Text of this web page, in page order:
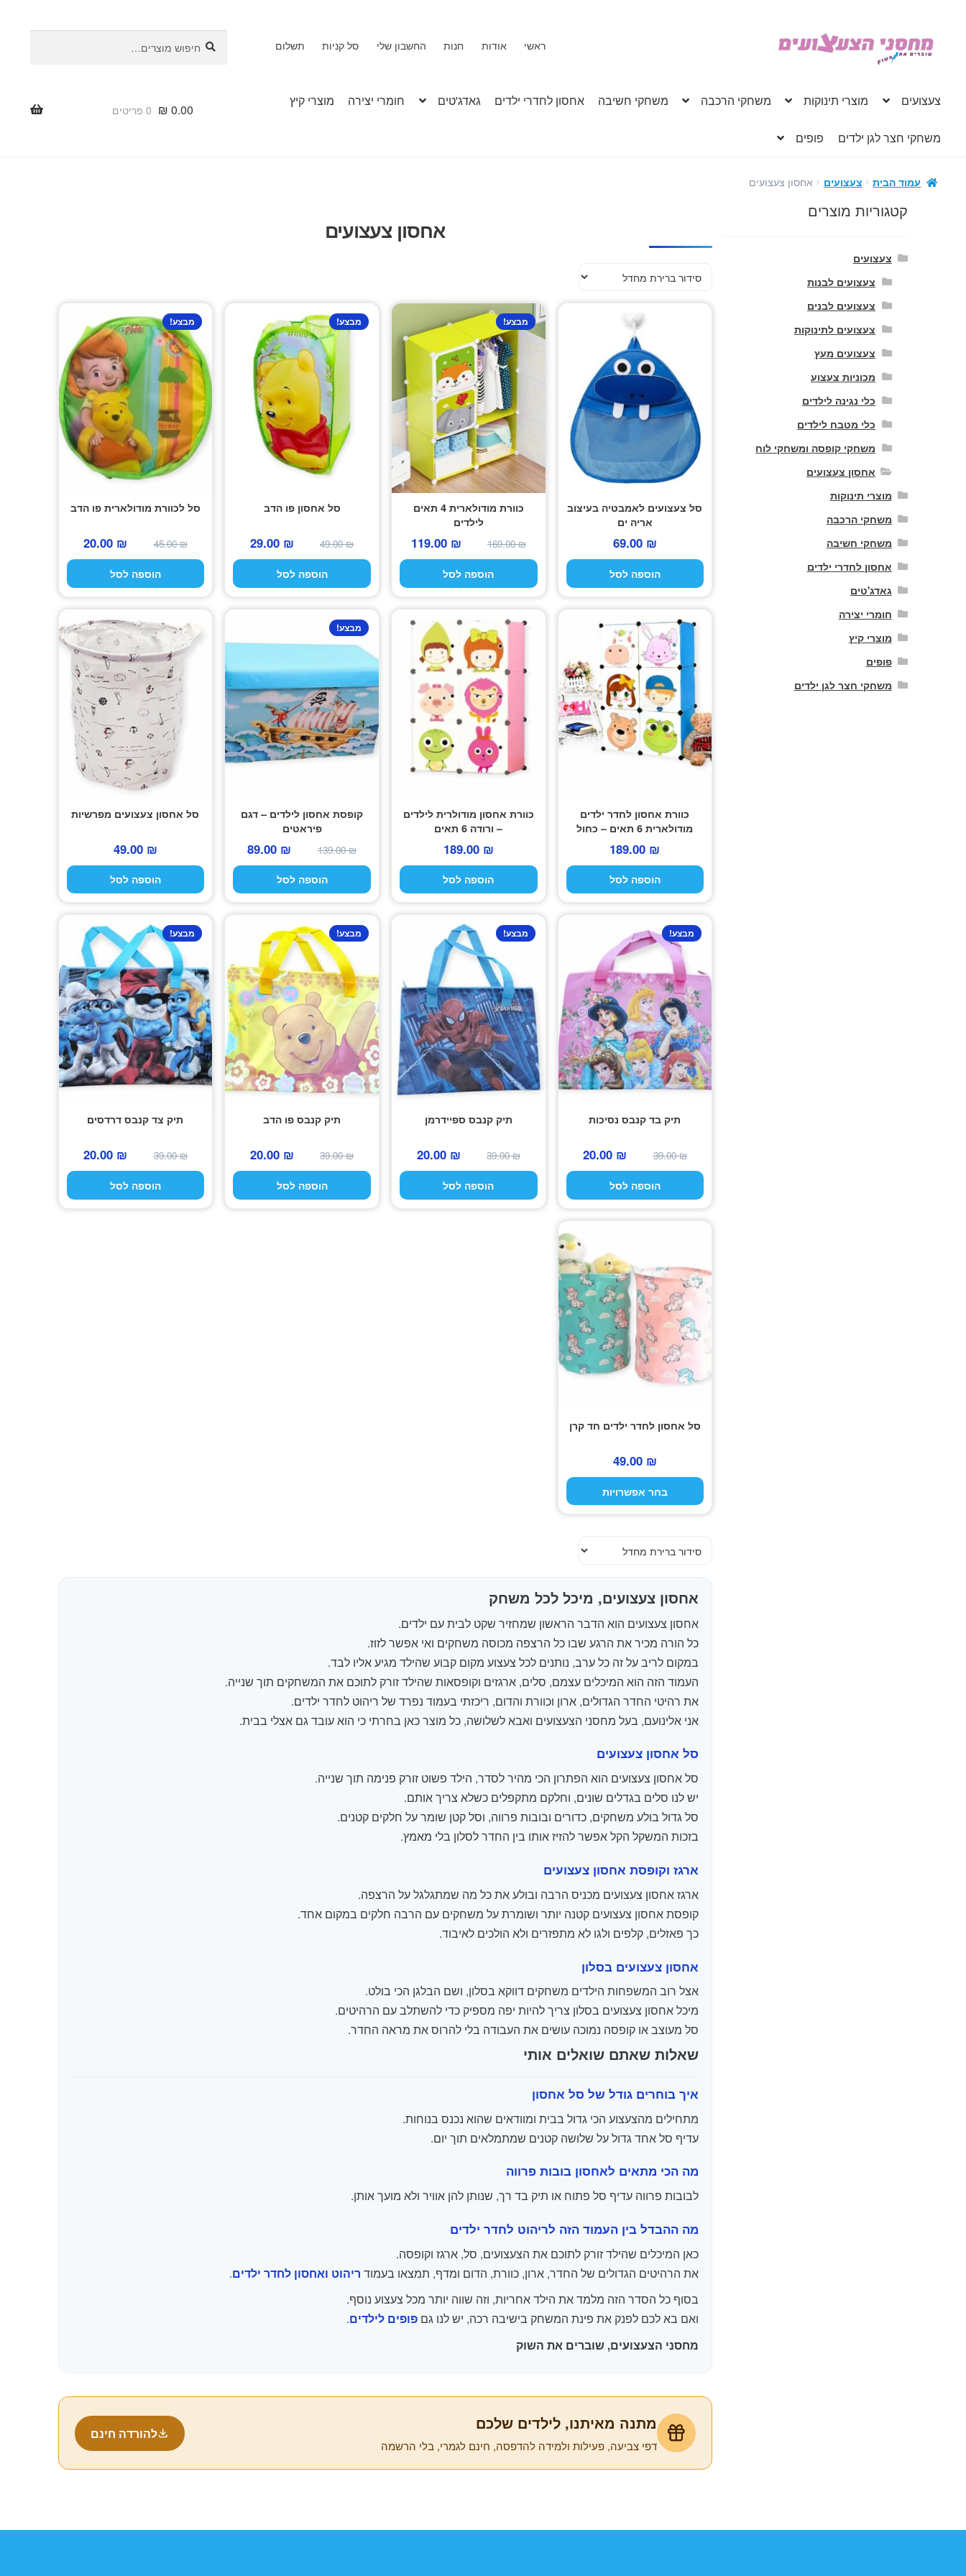
דלג
לניווט
לדלג
לתוכן
ראשי אודות חנות החשבון שלי סל קניות תשלום
עבור:
צעצועים מוצרי תינוקות משחקי הרכבה משחקי חשיבה אחסון לחדרי ילדים גאדג'טים חומרי יצירה מוצרי קיץ
משחקי חצר לגן ילדים פופים
0.00
₪ 0 פריטים
עמוד הבית צעצועים אחסון צעצועים
אחסון צעצועים
סל צעצועים לאמבטיה בעיצוב
אריה ים
69.00 ₪
הוספה לסל
כוורת מודולארית 4 תאים
לילדים
מבצע!
169.00₪
המחיר
המקורי
היה:
119.00 ₪
הנוכחי
הוא:
הוספה לסל
סל אחסון פו הדב
מבצע!
49.00₪
המחיר
המקורי
היה:
29.00 ₪
המחיר
הנוכחי
הוא:
הוספה לסל
סל לכוורת מודולארית פו הדב
מבצע!
45.00₪
המחיר
המקורי
היה:
20.00 ₪
המחיר
הנוכחי
הוא:
הוספה לסל
כוורת אחסון לחדר ילדים
מודולארית 6 תאים – כחול
189.00 ₪
הוספה לסל
כוורת אחסון מודולרית לילדים
– ורודה 6 תאים
189.00 ₪
הוספה לסל
קופסת אחסון לילדים – דגם
פיראטים
מבצע!
139.00₪
המחיר
המקורי
היה:
89.00 ₪
המחיר
הנוכחי
הוא:
הוספה לסל
סל אחסון צעצועים מפרשיות
49.00 ₪
הוספה לסל
תיק בד קנבס נסיכות
מבצע!
39.00₪
המחיר
המקורי
היה:
20.00 ₪
המחיר
הנוכחי
הוא:
הוספה לסל
תיק קנבס ספיידרמן
מבצע!
39.00₪
המחיר
המקורי
היה:
20.00 ₪
המחיר
הנוכחי
הוא:
הוספה לסל
תיק קנבס פו הדב
מבצע!
39.00₪
המחיר
המקורי
היה:
20.00 ₪
המחיר
הנוכחי
הוא:
הוספה לסל
תיק צד קנבס דרדסים
מבצע!
39.00₪
המחיר
המקורי
היה:
20.00 ₪
המחיר
הנוכחי
הוא:
הוספה לסל
סל אחסון לחדר ילדים חד קרן
49.00 ₪
בחר אפשרויות
מספר
סוגים.
ניתן
לבחור
את
האפשרויות
בעמוד
המוצר
אחסון צעצועים, מיכל לכל משחק
אחסון צעצועים הוא הדבר הראשון שמחזיר שקט לבית עם ילדים.
כל הורה מכיר את הרגע שבו כל הרצפה מכוסה משחקים ואי אפשר לזוז.
במקום לריב על זה כל ערב, נותנים לכל צעצוע מקום קבוע שהילד מגיע אליו לבד.
העמוד הזה הוא המיכלים עצמם, סלים, ארגזים וקופסאות שהילד זורק לתוכם את המשחקים תוך שנייה.
את רהיטי החדר הגדולים, ארון וכוורת והדום, ריכזתי בעמוד נפרד של ריהוט לחדר ילדים.
אני אלינועם, בעל מחסני הצעצועים ואבא לשלושה, כל מוצר כאן בחרתי כי הוא עובד גם אצלי בבית.
סל אחסון צעצועים
סל אחסון צעצועים הוא הפתרון הכי מהיר לסדר, הילד פשוט זורק פנימה תוך שנייה.
יש לנו סלים בגדלים שונים, וחלקם מתקפלים כשלא צריך אותם.
סל גדול בולע משחקים, כדורים ובובות פרווה, וסל קטן שומר על חלקים קטנים.
בזכות המשקל הקל אפשר להזיז אותו בין החדר לסלון בלי מאמץ.
ארגז וקופסת אחסון צעצועים
ארגז אחסון צעצועים מכניס הרבה ובולע את כל מה שמתגלגל על הרצפה.
קופסת אחסון צעצועים קטנה יותר ושומרת על משחקים עם הרבה חלקים במקום אחד.
כך פאזלים, קלפים ולגו לא מתפזרים ולא הולכים לאיבוד.
אחסון צעצועים בסלון
אצל רוב המשפחות הילדים משחקים דווקא בסלון, ושם הבלגן הכי בולט.
מיכל אחסון צעצועים בסלון צריך להיות יפה מספיק כדי להשתלב עם הרהיטים.
סל מעוצב או קופסה נמוכה עושים את העבודה בלי להרוס את מראה החדר.
שאלות שאתם שואלים אותי
איך בוחרים גודל של סל אחסון
מתחילים מהצעצוע הכי גדול בבית ומוודאים שהוא נכנס בנוחות.
עדיף סל אחד גדול על שלושה קטנים שמתמלאים תוך יום.
מה הכי מתאים לאחסון בובות פרווה
לבובות פרווה עדיף סל פתוח או תיק בד רך, שנותן להן אוויר ולא מועך אותן.
מה ההבדל בין העמוד הזה לריהוט לחדר ילדים
כאן המיכלים שהילד זורק לתוכם את הצעצועים, סל, ארגז וקופסה.
את הרהיטים הגדולים של החדר, ארון, כוורת, הדום ומדף, תמצאו בעמוד ריהוט ואחסון לחדר ילדים.
בסוף כל הסדר הזה מלמד את הילד אחריות, וזה שווה יותר מכל צעצוע נוסף.
ואם בא לכם לפנק את פינת המשחק בישיבה רכה, יש לנו גם פופים לילדים.
מחסני הצעצועים, שוברים את השוק
מתנה מאיתנו, לילדים שלכם
דפי צביעה, פעילות ולמידה להדפסה, חינם לגמרי, בלי הרשמה
להורדה חינם
קטגוריות מוצרים
צעצועים
צעצועים לבנות
צעצועים לבנים
צעצועים לתינוקות
צעצועים מעץ
מכוניות צעצוע
כלי נגינה לילדים
כלי מטבח לילדים
משחקי קופסה ומשחקי לוח
אחסון צעצועים
מוצרי תינוקות
משחקי הרכבה
משחקי חשיבה
אחסון לחדרי ילדים
גאדג'טים
חומרי יצירה
מוצרי קיץ
פופים
משחקי חצר לגן ילדים